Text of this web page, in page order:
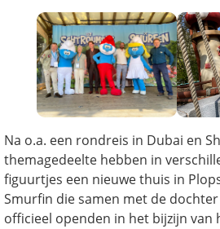
Na o.a. een rondreis in Dubai en
themagedeelte hebben in
figuurtjes een nieuwe thuis in
Smurfin die samen met de
officieel openden in het bijzijn van